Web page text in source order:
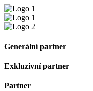
Generální partner
Exkluzivní partner
Partner